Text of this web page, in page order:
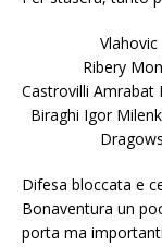
Vlahovic
Ribery
Castrovilli Amrabat
Biraghi Igor
Difesa bloccata e
Bonaventura un
porta ma